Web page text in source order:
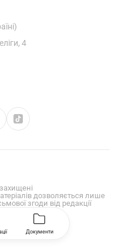
4
дозволяється лише
згоди від редакції
Документи